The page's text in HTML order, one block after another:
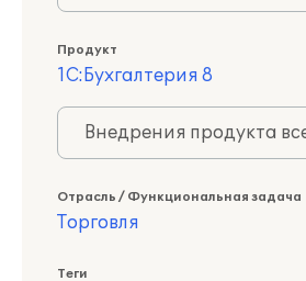
Продукт
1С:Бухгалтерия 8
Внедрения продукта
Отрасль / Функциональная задача
Торговля
Теги